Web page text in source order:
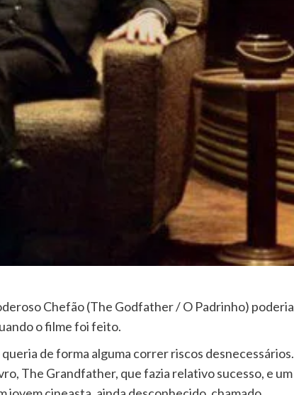
Chefão (The Godfather / O Padrinho) poderia
o filme foi feito.
de forma alguma correr riscos desnecessários.
The Grandfather, que fazia relativo sucesso, e um